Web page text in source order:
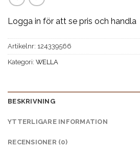
Logga in för att se pris och handla
Artikelnr: 124339566
Kategori: WELLA
BESKRIVNING
YTTERLIGARE INFORMATION
RECENSIONER (0)